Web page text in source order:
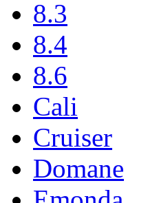
8.3
8.4
8.6
Cali
Cruiser
Domane